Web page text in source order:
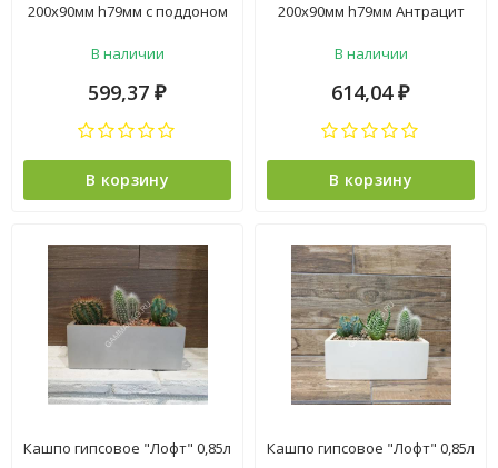
200х90мм h79мм с поддоном
("VipSet") *1/2
В наличии
599,37 ₽
В корзину
200х90мм h79мм Антрацит
В наличии
614,04 ₽
В корзину
Кашпо гипсовое "Лофт" 0,85л
Кашпо гипсовое "Лофт" 0,85л